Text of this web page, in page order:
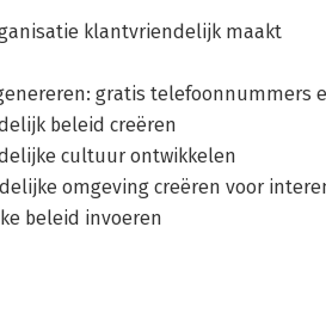
klantvriendelijk maakt
gratis telefoonnummers
beleid creëren
cultuur ontwikkelen
omgeving creëren voor
beleid invoeren